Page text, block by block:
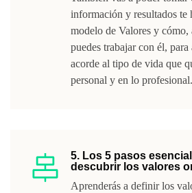
información y resultados te
modelo de Valores y cómo,
puedes trabajar con él,
acorde al tipo de vida que
personal y en lo profesional.
5. Los 5 pasos
descubrir los valores
Aprenderás a definir los